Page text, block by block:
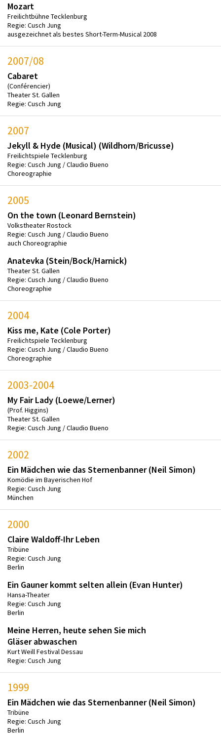
Mozart
Freilichtbühne Tecklenburg
Regie: Cusch Jung
ausgezeichnet als bestes Short-Term-Musical 2008
2007/08
Cabaret
(Conférencier)
Theater St. Gallen
Regie: Cusch Jung
2007
Jekyll & Hyde (Musical) (Wildhorn/Bricusse)
Freilichtspiele Tecklenburg
Regie: Cusch Jung / Claudio Bueno
Choreographie
2005
On the town (Leonard Bernstein)
Volkstheater Rostock
Regie: Cusch Jung / Claudio Bueno
auch Choreographie
Anatevka (Stein/Bock/Harnick)
Theater St. Gallen
Regie: Cusch Jung / Claudio Bueno
Choreographie
2004
Kiss me, Kate (Cole Porter)
Freilichtspiele Tecklenburg
Regie: Cusch Jung / Claudio Bueno
Choreographie
2003-2004
My Fair Lady (Loewe/Lerner)
(Prof. Higgins)
Theater St. Gallen
Regie: Cusch Jung / Claudio Bueno
2002
Ein Mädchen wie das Sternenbanner (Neil Simon)
Komödie im Bayerischen Hof
Regie: Cusch Jung
München
2000
Claire Waldoff-Ihr Leben
Tribüne
Regie: Cusch Jung
Berlin
Ein Gauner kommt selten allein (Evan Hunter)
Hansa-Theater
Regie: Cusch Jung
Berlin
Meine Herren, heute sehen Sie mich
Gläser abwaschen
Kurt Weill Festival Dessau
Regie: Cusch Jung
1999
Ein Mädchen wie das Sternenbanner (Neil Simon)
Tribüne
Regie: Cusch Jung
Berlin